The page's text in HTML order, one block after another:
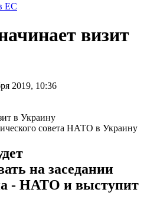
ЕС
визит
2019, 10:36
совета НАТО в Украину
на заседании
- НАТО и выступит